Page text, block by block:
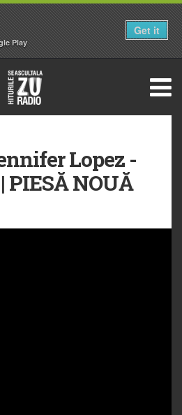
Lopez -
PIESĂ NOUĂ
Play
Get it